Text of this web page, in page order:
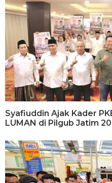
Syafiuddin Ajak Kader
LUMAN di Pilgub Jatim